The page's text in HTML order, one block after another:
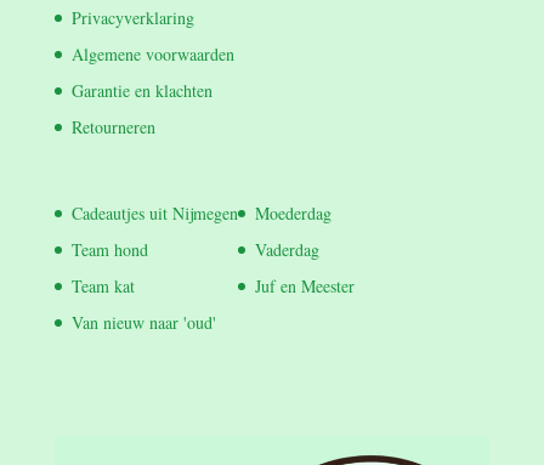
Privacyverklaring
Algemene voorwaarden
Garantie en klachten
Retourneren
Cadeautjes uit Nijmegen
Team hond
Team kat
Van nieuw naar 'oud'
Moederdag
Vaderdag
Juf en Meester